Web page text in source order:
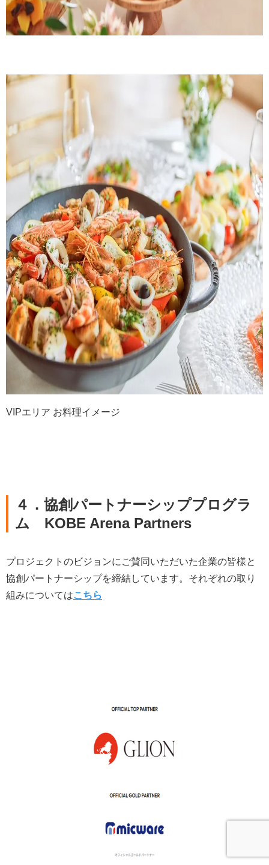
VIPエリア お料理イメージ
４． 協創パートナーシッププログラ
ム KOBE Arena Partners
プロジェクトのビジョンにご賛同いただいた企業の皆様と
協創パートナーシップを締結しています。それぞれの取り
組みについてはこちら